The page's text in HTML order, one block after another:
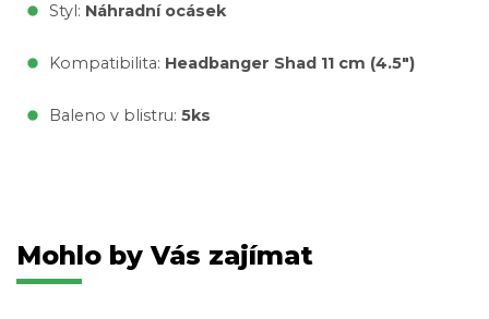
Styl: Náhradní ocásek
Kompatibilita: Headbanger Shad 11 cm (4.5")
Baleno v blistru: 5ks
Mohlo by Vás zajímat